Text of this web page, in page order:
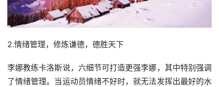
2.情绪管理，修炼谦德，德胜天下
李娜教练卡洛斯说，六细节可打造更强李娜，其中特别强调
了情绪管理。当运动员情绪不好时，就无法发挥出最好的水